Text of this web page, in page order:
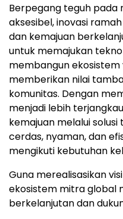
Berpegang teguh pada
aksesibel, inovasi
dan kemajuan
untuk memajukan
membangun
memberikan nilai
komunitas. Dengan
menjadi lebih
kemajuan melalui
cerdas, nyaman, dan
mengikuti kebutuhan
Guna merealisasikan
ekosistem mitra global
berkelanjutan dan